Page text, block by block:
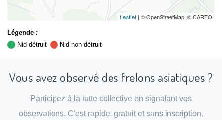
Leaflet | © OpenStreetMap, © CARTO
Légende :
Nid détruit
Nid non détruit
Vous avez observé des frelons asiatiques ?
Participez à la lutte collective en signalant vos
observations. C'est rapide, gratuit et sans inscription.